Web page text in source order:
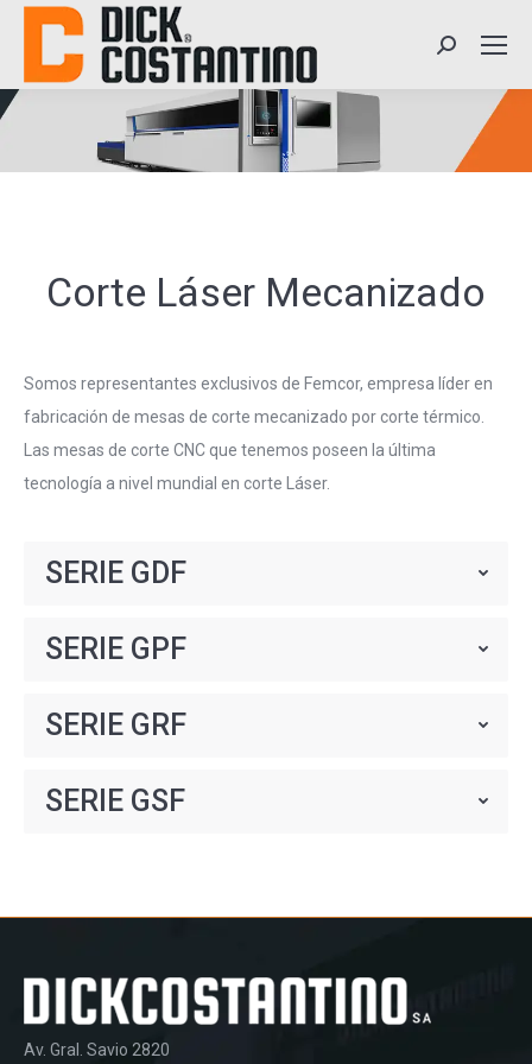
Search:
Corte Láser Mecanizado
Somos representantes exclusivos de Femcor, empresa líder en
fabricación de mesas de corte mecanizado por corte térmico.
Las mesas de corte CNC que tenemos poseen la última
tecnología a nivel mundial en corte Láser.
SERIE GDF
SERIE GPF
SERIE GRF
SERIE GSF
Av. Gral. Savio 2820